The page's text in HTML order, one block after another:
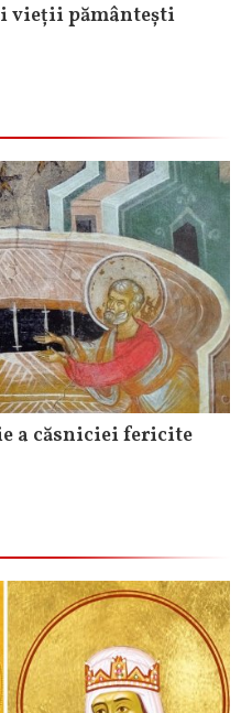
vieții pământești
a căsniciei fericite